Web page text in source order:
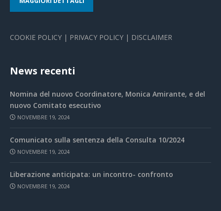
COOKIE POLICY | PRIVACY POLICY | DISCLAIMER
News recenti
Nomina del nuovo Coordinatore, Monica Amirante, e del
nuovo Comitato esecutivo
NOVEMBRE 19, 2024
Comunicato sulla sentenza della Consulta 10/2024
NOVEMBRE 19, 2024
Liberazione anticipata: un incontro- confronto
NOVEMBRE 19, 2024